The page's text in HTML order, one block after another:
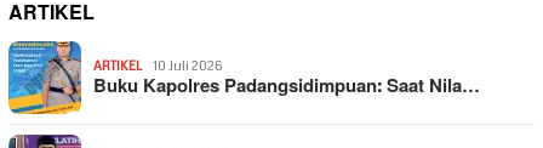
ARTIKEL
ARTIKEL 10 Juli 2026
Buku Kapolres Padangsidimpuan: Saat Nila…